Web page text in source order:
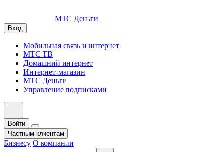
МТС Деньги
Вход
Мобильная связь и интернет
МТС ТВ
Домашний интернет
Интернет-магазин
МТС Деньги
Управление подписками
Войти
Частным клиентам
Бизнесу О компании